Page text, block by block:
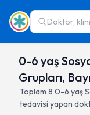
Doktor,
0-6 yaş
Grupları,
Toplam 8 0-6 yaş
tedavisi yapan